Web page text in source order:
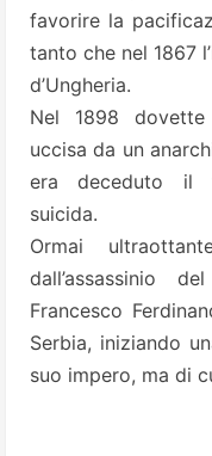
favorire la
tanto che nel 1867
d’Ungheria.
Nel 1898 dovette
uccisa da un
era deceduto il
suicida.
Ormai
dall’assassinio
Francesco
Serbia, iniziando
suo impero, ma di